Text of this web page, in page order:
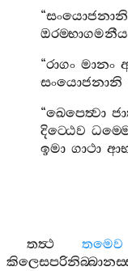
“සංයොජනානි
“රාගං මානං
සංයොජනානි
“ඛෙපෙත්‍වා
දිට‍්ඨෙව
ඉමා ගාථා
තත්‍ථ තමෙව